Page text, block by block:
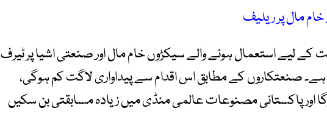
مال پر ریلیف
لیے استعمال ہونے والے سیکڑوں خام مال اور صنعتی اشیا پر ٹیرف
صنعتکاروں کے مطابق اس اقدام سے پیداواری لاگت کم ہوگی،
اور پاکستانی مصنوعات عالمی منڈی میں زیادہ مسابقتی بن سکیں